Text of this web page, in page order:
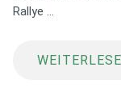
Rallye …